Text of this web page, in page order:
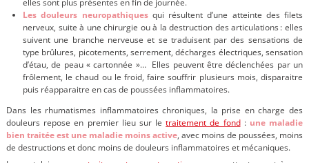
Les douleurs neuropathiques qui résultent d’une atteinte des filets
nerveux, suite à une chirurgie ou à la destruction des articulations : elles
suivent une branche nerveuse et se traduisent par des sensations de
type brûlures, picotements, serrement, décharges électriques, sensation
d’étau, de peau « cartonnée »… Elles peuvent être déclenchées par un
frôlement, le chaud ou le froid, faire souffrir plusieurs mois, disparaitre
puis réapparaitre en cas de poussées inflammatoires.
Dans les rhumatismes inflammatoires chroniques, la prise en charge des
douleurs repose en premier lieu sur letraitement de fond : une maladie
bien traitée est une maladie moins active, avec moins de poussées, moins
de destructions et donc moins de douleurs inflammatoires et mécaniques.